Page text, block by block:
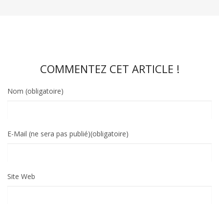
COMMENTEZ CET ARTICLE !
Nom (obligatoire)
E-Mail (ne sera pas publié)(obligatoire)
Site Web